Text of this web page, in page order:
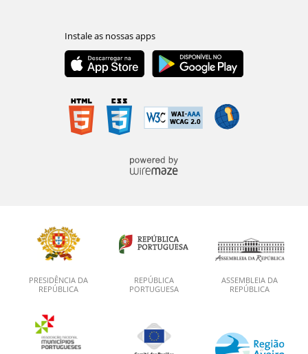
PRESIDÊNCIA DA
REPÚBLICA
REPÚBLICA
PORTUGUESA
ASSEMBLEIA DA
REPÚBLICA